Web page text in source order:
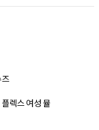
렉스 여성 뮬